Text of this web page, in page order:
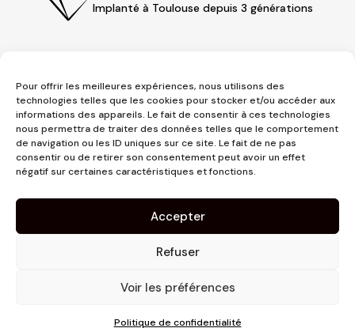
Pour offrir les meilleures expériences, nous utilisons des
technologies telles que les cookies pour stocker et/ou accéder aux
informations des appareils. Le fait de consentir à ces technologies
nous permettra de traiter des données telles que le comportement
de navigation ou les ID uniques sur ce site. Le fait de ne pas
consentir ou de retirer son consentement peut avoir un effet
négatif sur certaines caractéristiques et fonctions.
Accepter
Refuser
Voir les préférences
Politique de confidentialité
Implanté à Toulouse depuis 3 générations
3 place Jeanne d'Arc
31000 Toulouse
contact@pujolmaison.com
05 62 73 70 73